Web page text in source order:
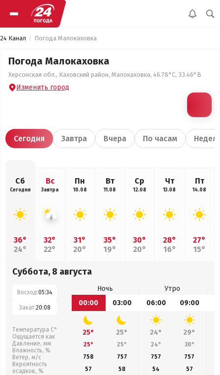
24 Канал Погода Малокаховка
Погода Малокаховка
Херсонская обл., Каховский район, Малокаховка, 46.78°С, 33.46°В
Изменить город
Сегодня Завтра Вчера По часам
Сб
Сегодня
36°
24°
Вс
Завтра
32°
22°
Пн
10.08
31°
20°
Вт
11.08
35°
19°
Ср
12.08
30°
20°
Чт
13.08
28°
16°
Пт
14.08
27°
15°
Суббота, 8 августа
Восход:05:34
Закат:20:08
Температура С°
Ощущается как
Давление, мм
Влажность, %
Ветер, м/с
Вероятность
осадков, %
Ночь
Утро
00:00
03:00 06:00 09:00
25° 25° 24° 29°
25° 25° 24° 30°
758
757 757 757
57
58 54 57